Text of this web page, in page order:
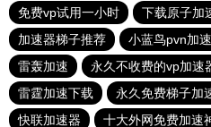
免费vp试用一小时
下载原子加
加速器梯子推荐
小蓝鸟pvn加
雷轰加速
永久不收费的vp加速
雷霆加速下载
永久免费梯子加
快联加速器
十大外网免费加速